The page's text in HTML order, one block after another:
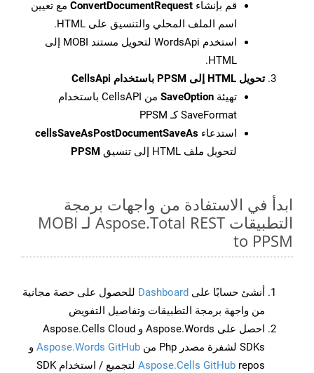
قم بإنشاء ConvertDocumentRequest مع تعيين
اسم الملف المحلي والتنسيق على HTML.
استخدم WordsApi لتحويل مستند MOBI إلى
HTML.
تحويل HTML إلى PPSM باستخدام CellsApi
تهيئة SaveOption
من CellsAPI باستخدام
SaveFormat كـ PPSM
استدعاء cellsSaveAsPostDocumentSaveAs
لتحويل ملف HTML إلى تنسيق
PPSM
ابدأ في الاستفادة من واجهات برمجة
التطبيقات Aspose.Total REST لـ MOBI
to PPSM
أنشئ حسابًا على Dashboard للحصول على حصة مجانية
من واجهة برمجة التطبيقات وتفاصيل التفويض
احصل على Aspose.Words و Aspose.Cells Cloud
SDKs لشفرة مصدر Php من
Aspose.Words GitHub و
Aspose.Cells GitHub
repos لتجميع / استخدام SDK